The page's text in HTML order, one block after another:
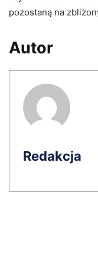
pozostaną na
Autor
Redakcja